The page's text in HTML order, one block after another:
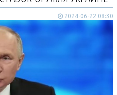
2024-06-22 08:30